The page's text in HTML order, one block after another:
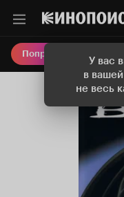
У вас
в
не весь
Попробовать Плюс